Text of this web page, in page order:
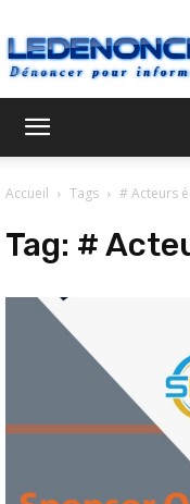
Accueil Tags # Acteurs
Tag: #